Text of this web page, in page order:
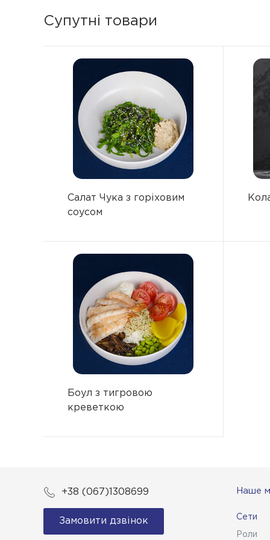
Супутні товари
Салат Чука з горіховим
соусом
Боул з тигровою
креветкою
+38 (067)1308699
Замовити дзвінок
Наше
Сети
Роли